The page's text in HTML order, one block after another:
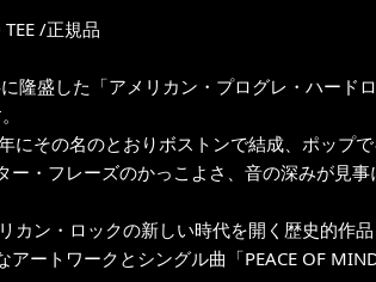
/正規品
隆盛した「アメリカン・プログレ・ハード
にその名のとおりボストンで結成、ポップ
ー・フレーズのかっこよさ、音の深みが見
カン・ロックの新しい時代を開く歴史的作
アートワークとシングル曲「PEACE OF